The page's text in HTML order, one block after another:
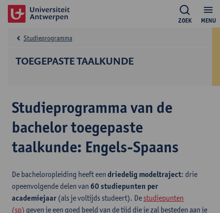
MENU
ZOEK
TOEGEPASTE TAALKUNDE
Studieprogramma
Studieprogramma van de
bachelor toegepaste
taalkunde: Engels-Spaans
De bacheloropleiding heeft een driedelig modeltraject: drie
opeenvolgende delen van 60 studiepunten per
academiejaar (als je voltijds studeert). De studiepunten
(sp) geven je een goed beeld van de tijd die je zal besteden aan je